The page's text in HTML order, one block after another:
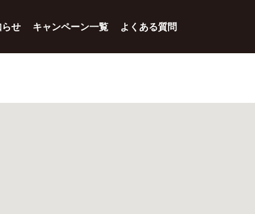
せ キャンペーン一覧 よくある質問